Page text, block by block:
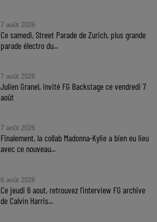
7 août 2026
Ce samedi, Street Parade de Zurich, plus grande
parade électro du...
7 août 2026
Julien Granel, invité FG Backstage ce vendredi 7
août
7 août 2026
Finalement, la collab Madonna-Kylie a bien eu lieu
avec ce nouveau...
6 août 2026
Ce jeudi 6 aout, retrouvez l'interview FG archive
de Calvin Harris...